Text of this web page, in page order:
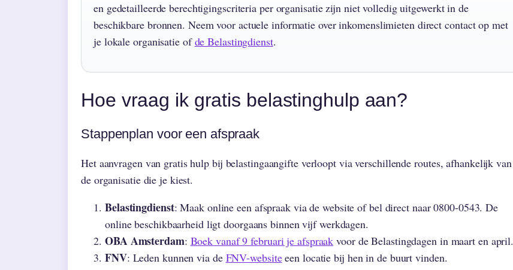
en gedetailleerde berechtigingscriteria per organisatie zijn niet volledig uitgewerkt in de
beschikbare bronnen. Neem voor actuele informatie over inkomenslimieten direct contact op met
je lokale organisatie ofde Belastingdienst.
Hoe vraag ik gratis belastinghulp aan?
Stappenplan voor een afspraak
Het aanvragen van gratis hulp bij belastingaangifte verloopt via verschillende routes, afhankelijk van
de organisatie die je kiest.
Belastingdienst: Maak online een afspraak via de website of bel direct naar 0800-0543. De
online beschikbaarheid ligt doorgaans binnen vijf werkdagen.
OBA Amsterdam: Boek vanaf 9 februari je afspraak voor de Belastingdagen in maart en april.
FNV: Leden kunnen via de FNV-websiteeen locatie bij hen in de buurt vinden.